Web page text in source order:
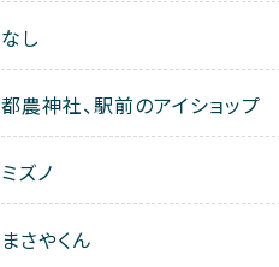
なし
都農神社、駅前のアイショップ
ミズノ
まさやくん